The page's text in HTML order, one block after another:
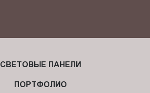
СВЕТОВЫЕ ПАНЕЛИ
ПОРТФОЛИО